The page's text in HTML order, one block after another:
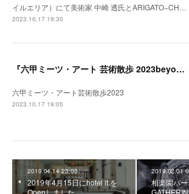
イルエリア）にて美術家 中崎 透氏とARIGATO−CH…
2023.10.17 19:30
『六甲ミーツ・アート 芸術散歩 2023beyond』開催中。
六甲ミーツ・アート芸術散歩2023
2023.10.17 19:05
2019.04.14 23:00
2019年4月15日にhotel it.を
Openしました。
2019.02.01
相楽園パ